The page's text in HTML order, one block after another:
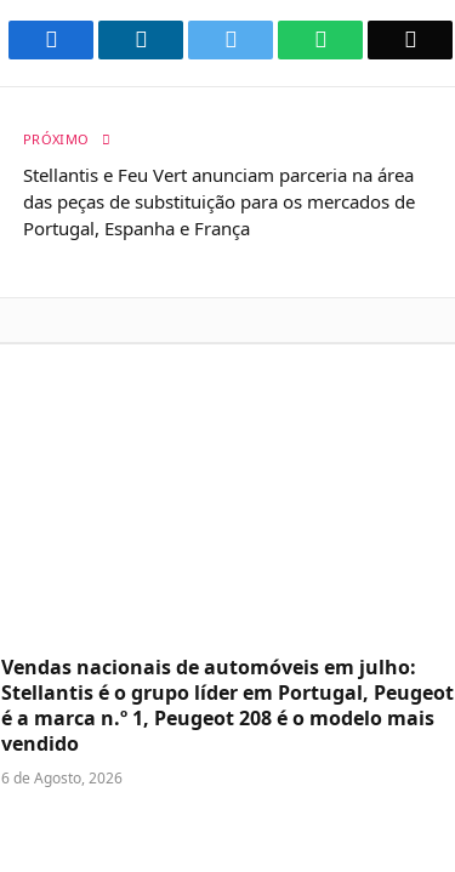
Facebook LinkedIn WhatsApp
PRÓXIMO
Stellantis e Feu Vert anunciam parceria na área
das peças de substituição para os mercados de
Portugal, Espanha e França
Vendas nacionais de automóveis em julho:
Stellantis é o grupo líder em Portugal, Peugeot
é a marca n.º 1, Peugeot 208 é o modelo mais
vendido
6 de Agosto, 2026